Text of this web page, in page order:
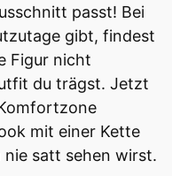
passt! Bei
gibt, findest
Figur nicht
du trägst. Jetzt
mit einer Kette
satt sehen wirst.